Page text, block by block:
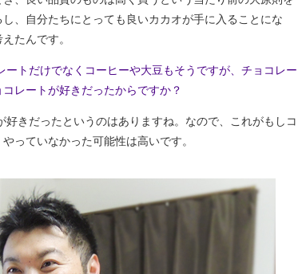
、自分たちにとっても良いカカオが手に入ることにな
たんです。
トだけでなくコーヒーや大豆もそうですが、チョコレー
レートが好きだったからですか？
きだったというのはありますね。なので、これがもしコ
っていなかった可能性は高いです。